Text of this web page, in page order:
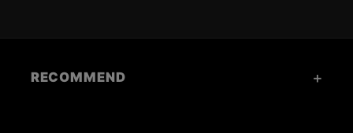
RECOMMEND